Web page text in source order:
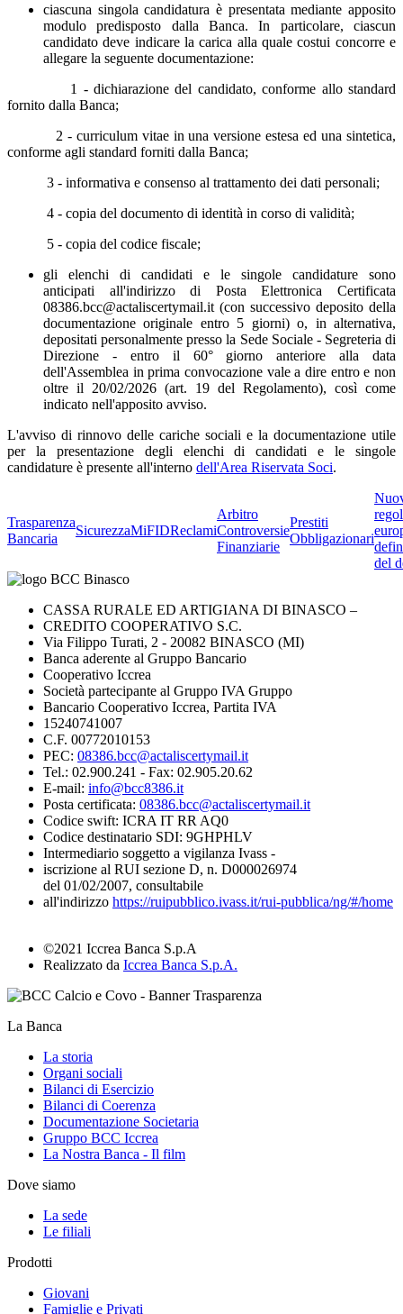
ciascuna singola candidatura è presentata mediante apposito
modulo predisposto dalla Banca. In particolare, ciascun
candidato deve indicare la carica alla quale costui concorre e
allegare la seguente documentazione:
1 - dichiarazione del candidato, conforme allo standard
fornito dalla Banca;
2 - curriculum vitae in una versione estesa ed una sintetica,
conforme agli standard forniti dalla Banca;
3 - informativa e consenso al trattamento dei dati personali;
4 - copia del documento di identità in corso di validità;
5 - copia del codice fiscale;
gli elenchi di candidati e le singole candidature sono
anticipati all'indirizzo di Posta Elettronica Certificata
08386.bcc@actaliscertymail.it (con successivo deposito della
documentazione originale entro 5 giorni) o, in alternativa,
depositati personalmente presso la Sede Sociale - Segreteria di
Direzione - entro il 60° giorno anteriore alla data
dell'Assemblea in prima convocazione vale a dire entro e non
oltre il 20/02/2026 (art. 19 del Regolamento), così come
indicato nell'apposito avviso.
L'avviso di rinnovo delle cariche sociali e la documentazione utile
per la presentazione degli elenchi di candidati e le singole
candidature è presente all'interno dell'Area Riservata Soci.
Trasparenza
Bancaria
SicurezzaMiFIDReclami
Arbitro
Controversie
Finanziarie
Prestiti
Obbligazionari
del
CASSA RURALE ED ARTIGIANA DI BINASCO –
CREDITO COOPERATIVO S.C.
Via Filippo Turati, 2 - 20082 BINASCO (MI)
Banca aderente al Gruppo Bancario
Cooperativo Iccrea
Società partecipante al Gruppo IVA Gruppo
Bancario Cooperativo Iccrea, Partita IVA
15240741007
C.F. 00772010153
PEC: 08386.bcc@actaliscertymail.it
Tel.: 02.900.241 - Fax: 02.905.20.62
E-mail: info@bcc8386.it
Posta certificata: 08386.bcc@actaliscertymail.it
Codice swift: ICRA IT RR AQ0
Codice destinatario SDI: 9GHPHLV
Intermediario soggetto a vigilanza Ivass -
iscrizione al RUI sezione D, n. D000026974
del 01/02/2007, consultabile
all'indirizzo https://ruipubblico.ivass.it/rui-pubblica/ng/#/home
©2021 Iccrea Banca S.p.A
Realizzato da Iccrea Banca S.p.A.
La Banca
La storia
Organi sociali
Bilanci di Esercizio
Bilanci di Coerenza
Documentazione Societaria
Gruppo BCC Iccrea
La Nostra Banca - Il film
Dove siamo
La sede
Le filiali
Prodotti
Giovani
Famiglie e Privati